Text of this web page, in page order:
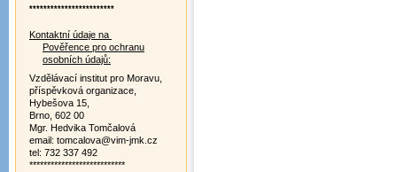
************************
Kontaktní údaje na
Pověřence pro ochranu
osobních údajů:
Vzdělávací institut pro Moravu,
příspěvková organizace,
Hybešova 15,
Brno, 602 00
Mgr. Hedvika Tomčalová
email: tomcalova@vim-jmk.cz
tel: 732 337 492
***************************